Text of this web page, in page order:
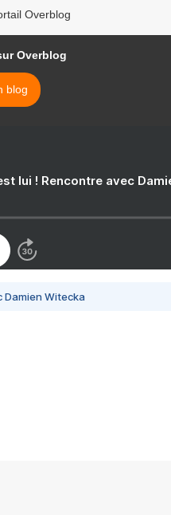
Overblog
Overblog
blog
lui ! Rencontre avec
Damien Witecka